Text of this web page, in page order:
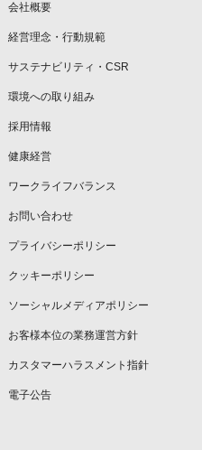
会社概要
経営理念・行動規範
サステナビリティ・CSR
環境への取り組み
採用情報
健康経営
ワークライフバランス
お問い合わせ
プライバシーポリシー
クッキーポリシー
ソーシャルメディアポリシー
お客様本位の業務運営方針
カスタマーハラスメント指針
電子公告